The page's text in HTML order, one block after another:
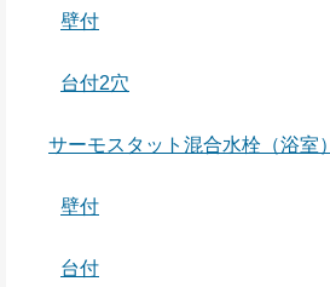
壁付
台付2穴
サーモスタット混合水栓（浴室）
壁付
台付